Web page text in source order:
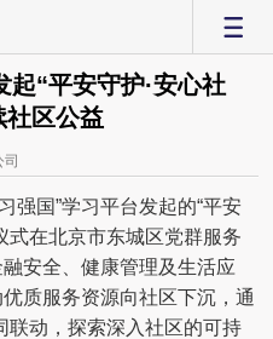
“平安守护·安心社
社区公益
强国”学习平台发起的“平安
式在北京市东城区党群服务
安全、健康管理及生活应
质服务资源向社区下沉，通
联动，探索深入社区的可持